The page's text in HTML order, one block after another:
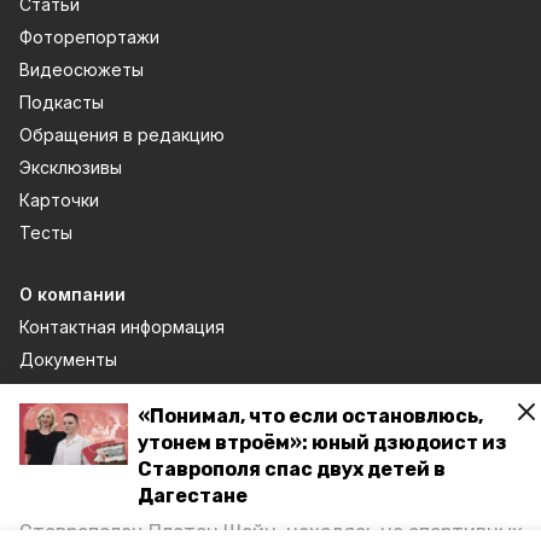
«Понимал, что если остановлюсь,
утонем втроём»: юный дзюдоист из
Ставрополя спас двух детей в
Дагестане
Ставрополец Платон Шейн, находясь на спортивных
Фоторепортажи
Видеосюжеты
Подкасты
Обращения в редакцию
Эксклюзивы
Карточки
Тесты
О компании
Контактная информация
Документы
Общая информация об учреждении
Тарифы